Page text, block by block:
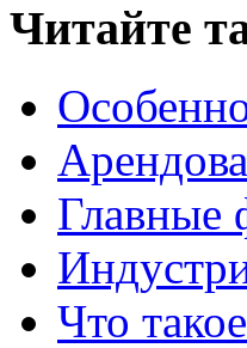
Читайте
Главные
Что